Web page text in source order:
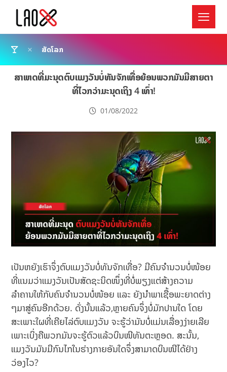
ສັດໂລກ
ສາເຫດທີ່ມະນຸດຕົບແມງວັນບໍ່ທັນຈັກເທື່ອຍ້ອນພວກມັນມີສາຍຕາ
ທີ່ໄວກວ່າມະນຸດເຖິງ 4 ເທົ່າ!
01/08/2022
ເປັນຫຍັງເຮົາຈຶ່ງຕົບແມງວັນບໍ່ທັນຈັກເທື່ອ? ມີຄົນຈຳນວນບໍ່ໜ້ອຍ
ທີ່ແນມວ່າແມງວັນເປັນສັດຊະນິດໜຶ່ງທີ່ບໍ່ພຽງແຕ່ສ້າງຄວາມ
ລຳຄານໃຫ້ກັບຄົນຈຳນວນບໍ່ໜ້ອຍ ແລະ ຍັງນຳພາເຊື້ອພະຍາດຕ່າງ
ໆມາສູ່ຄົນອີກດ້ວຍ. ດັ່ງນັ້ນແລ້ວ,ຫຼາຍຄົນຈຶ່ງບໍ່ມັກປານໃດ ໂດຍ
ສະເພາະໃຜທີ່ເຄີຍໄລ່ຕົບແມງວັນ ຈະຮູ້ວ່າມັນບໍ່ແມ່ນເລື່ອງງ່າຍເລີຍ
ເພາະເບິ່ງຄືພວກມັນຈະຮູ້ຕົວແລ້ວບິນໜີທັນຕະຫຼອດ. ສະນັ້ນ,
ແມງວັນມັນມີກົນໄກໃນຮ່າງກາຍອັນໃດຈຶ່ງສາມາດບິນໜີໄດ້ຢ່າງ
ວ່ອງໄວ?